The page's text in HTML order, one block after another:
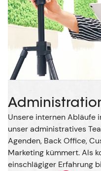
Unsere internen Abläufe
unser administratives
Agenden, Back Office,
Marketing kümmert. Als
einschlägiger Erfahrung